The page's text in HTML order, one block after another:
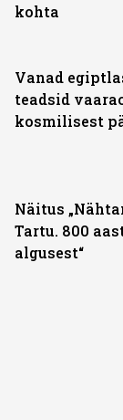
kohta
Vanad
teadsid
kosmilisest
Näitus
Tartu. 800
algusest“